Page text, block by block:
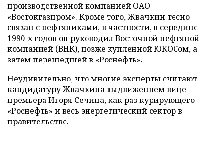
производственной компанией ОАО
«Востокгазпром». Кроме того, Жвачкин тесно
связан с нефтяниками, в частности, в середине
1990-х годов он руководил Восточной нефтяной
компанией (ВНК), позже купленной ЮКОСом, а
затем перешедшей в «Роснефть».
Неудивительно, что многие эксперты считают
кандидатуру Жвачкина выдвиженцем вице-
премьера Игоря Сечина, как раз курирующего
«Роснефть» и весь энергетический сектор в
правительстве.